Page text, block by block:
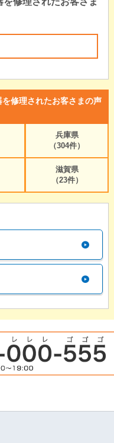
修理されたお客さまの声
兵庫県
（304件）
滋賀県
（23件）